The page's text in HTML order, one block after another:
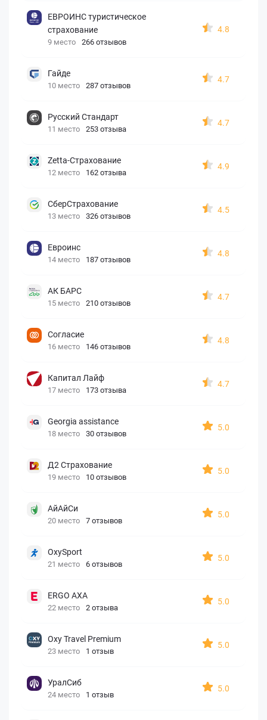
ЕВРОИНС туристическое
страхование
9 место 266 отзывов
4.8
Гайде
10 место 287 отзывов
4.7
Русский Стандарт
11 место 253 отзыва
4.7
Zetta-Страхование
12 место 162 отзыва
4.9
СберСтрахование
13 место 326 отзывов
4.5
Евроинс
14 место 187 отзывов
4.8
АК БАРС
15 место 210 отзывов
4.7
Согласие
16 место 146 отзывов
4.8
Капитал Лайф
17 место 173 отзыва
4.7
Georgia assistance
18 место 30 отзывов
5.0
Д2 Страхование
19 место 10 отзывов
5.0
АйАйСи
20 место 7 отзывов
5.0
OxySport
21 место 6 отзывов
5.0
ERGO AXA
22 место 2 отзыва
5.0
Oxy Travel Premium
23 место 1 отзыв
5.0
УралСиб
24 место 1 отзыв
5.0